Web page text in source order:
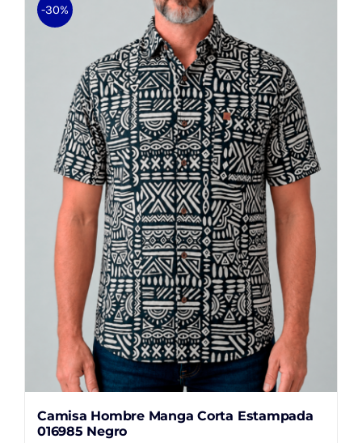
múltiples
variantes.
Las
opciones
se
pueden
elegir
en
la
página
de
producto
-30%
Camisa Hombre Manga Corta Estampada
016985 Negro